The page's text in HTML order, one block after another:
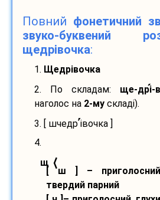
Повний фонетичний
звуко-буквений
щедрівочка:
1. Щедрівочка
2. По складам: ще-дрі-
наголос на 2-му складі).
3. [ шчедр’івочка ]
4.
щ ⟨
[ ш ] –
твердий парний